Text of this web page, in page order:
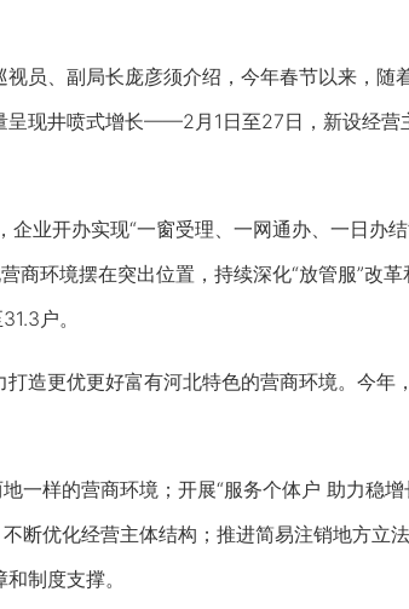
、副局长庞彦须介绍，今年春节以来，随
现井喷式增长——2月1日至27日，新设经营
业开办实现“一窗受理、一网通办、一日办
环境摆在突出位置，持续深化“放管服”改革
户。
更优更好富有河北特色的营商环境。今年
样的营商环境；开展“服务个体户 助力稳增
断优化经营主体结构；推进简易注销地方立
制度支撑。